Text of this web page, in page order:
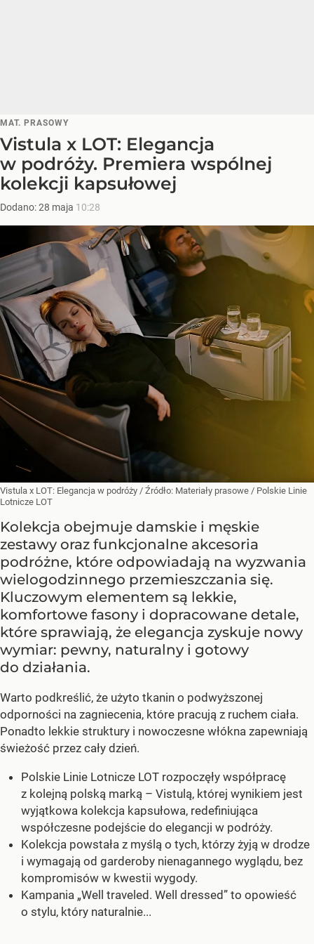
MAT. PRASOWY
Vistula x LOT: Elegancja
w podróży. Premiera wspólnej
kolekcji kapsułowej
Dodano:28 maja 10:28
Vistula x LOT: Elegancja w podróży / Źródło: Materiały prasowe / Polskie Linie
Lotnicze LOT
Kolekcja obejmuje damskie i męskie
zestawy oraz funkcjonalne akcesoria
podróżne, które odpowiadają na wyzwania
wielogodzinnego przemieszczania się.
Kluczowym elementem są lekkie,
komfortowe fasony i dopracowane detale,
które sprawiają, że elegancja zyskuje nowy
wymiar: pewny, naturalny i gotowy
do działania.
Warto podkreślić, że użyto tkanin o podwyższonej
odporności na zagniecenia, które pracują z ruchem ciała.
Ponadto lekkie struktury i nowoczesne włókna zapewniają
świeżość przez cały dzień.
Polskie Linie Lotnicze LOT rozpoczęły współpracę
z kolejną polską marką – Vistulą, której wynikiem jest
wyjątkowa kolekcja kapsułowa, redefiniująca
współczesne podejście do elegancji w podróży.
Kolekcja powstała z myślą o tych, którzy żyją w drodze
i wymagają od garderoby nienagannego wyglądu, bez
kompromisów w kwestii wygody.
Kampania „Well traveled. Well dressed” to opowieść
o stylu, który naturalnie...